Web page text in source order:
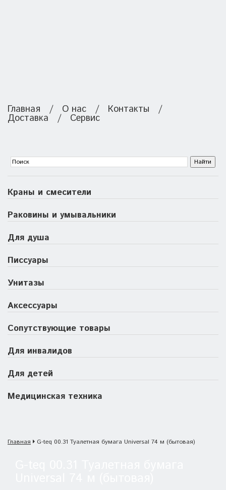
Главная / О нас / Контакты /
Доставка / Сервис
Краны и смесители
Раковины и умывальники
Для душа
Писсуары
Унитазы
Аксессуары
Сопутствующие товары
Для инвалидов
Для детей
Медицинская техника
Главная G-teq 00.31 Туалетная бумага Universal 74 м (бытовая)